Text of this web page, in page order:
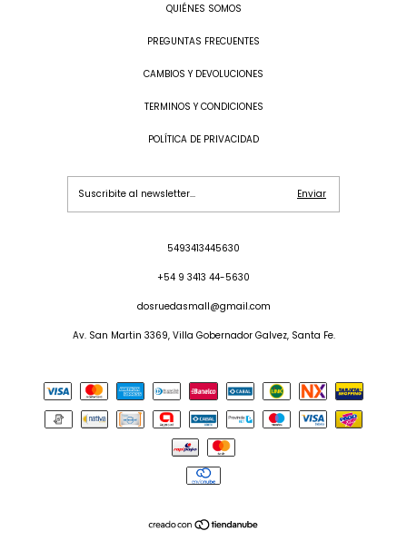
QUIÉNES SOMOS
PREGUNTAS FRECUENTES
CAMBIOS Y DEVOLUCIONES
TERMINOS Y CONDICIONES
POLÍTICA DE PRIVACIDAD
5493413445630
+54 9 3413 44-5630
dosruedasmall@gmail.com
Av. San Martin 3369, Villa Gobernador Galvez, Santa Fe.